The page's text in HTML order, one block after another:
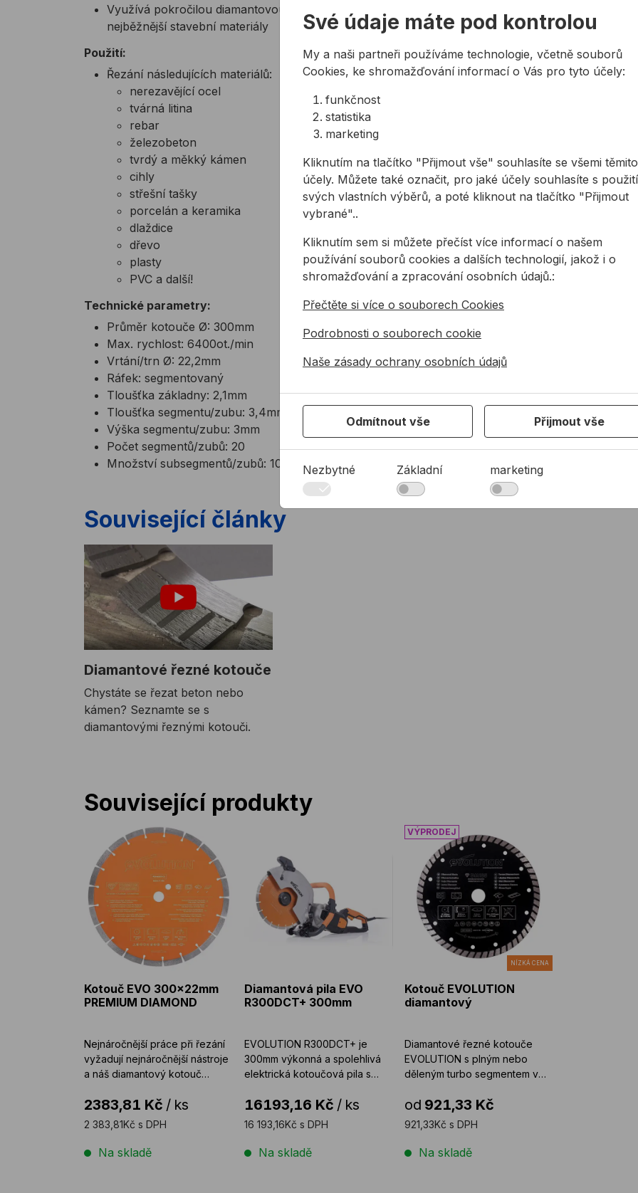
Využívá pokročilou diamantovou technologii, kterou tento diamantový kotouč dokáže řezat
nejběžnější stavební materiály
Použití:
Řezání následujících materiálů:
nerezavějící ocel
tvárná litina
rebar
železobeton
tvrdý a měkký kámen
cihly
střešní tašky
porcelán a keramika
dlaždice
dřevo
plasty
PVC a další!
Technické parametry:
Průměr kotouče Ø: 300mm
Max. rychlost: 6400ot./min
Vrtání/trn Ø: 22,2mm
Ráfek: segmentovaný
Tloušťka základny: 2,1mm
Tloušťka segmentu/zubu: 3,4mm
Výška segmentu/zubu: 3mm
Počet segmentů/zubů: 20
Množství subsegmentů/zubů: 100
Související články
Diamantové řezné kotouče
Chystáte se řezat beton nebo
kámen? Seznamte se s
diamantovými řeznými kotouči.
Související produkty
Kotouč EVO 300x22mm PREMIUM DIAMOND
Kotouč EVO 300x22mm
PREMIUM DIAMOND
Nejnáročnější práce při řezání
vyžadují nejnáročnější nástroje
a náš diamantový kotouč
2383,81 Kč / ks
2 383,81Kč s DPH
Na skladě
Diamantová pila EVO R300DCT+ 300mm
Diamantová pila EVO
R300DCT+ 300mm
EVOLUTION R300DCT+ je
300mm výkonná a spolehlivá
elektrická kotoučová pila s
16193,16 Kč / ks
16 193,16Kč s DPH
Na skladě
Kotouč EVOLUTION diamantový
NÍZKÁ CENA
Kotouč EVOLUTION
diamantový
Diamantové řezné kotouče
EVOLUTION s plným nebo
děleným turbo segmentem v
od 921,33 Kč
921,33Kč s DPH
Na skladě
Své údaje máte pod kontrolou
My a naši partneři používáme technologie, včetně souborů
Cookies, ke shromažďování informací o Vás pro tyto účely:
funkčnost
statistika
marketing
Kliknutím na tlačítko "Přijmout vše" souhlasíte se všemi těmito
účely. Můžete také označit, pro jaké účely souhlasíte s
svých vlastních výběrů, a poté kliknout na tlačítko "Přijmout
vybrané"..
Kliknutím sem si můžete přečíst více informací o našem
používání souborů cookies a dalších technologií, jakož i o
shromažďování a zpracování osobních údajů.:
Přečtěte si více o souborech Cookies
Podrobnosti o souborech cookie
Naše zásady ochrany osobních údajů
Odmítnout vše Přijmout vše
Nezbytné Základní marketing